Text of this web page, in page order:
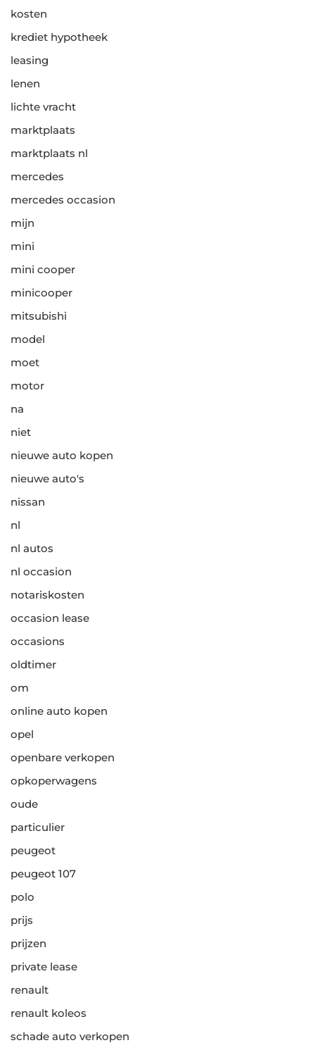
kosten
krediet hypotheek
leasing
lenen
lichte vracht
marktplaats
marktplaats nl
mercedes
mercedes occasion
mijn
mini
mini cooper
minicooper
mitsubishi
model
moet
motor
na
niet
nieuwe auto kopen
nieuwe auto's
nissan
nl
nl autos
nl occasion
notariskosten
occasion lease
occasions
oldtimer
om
online auto kopen
opel
openbare verkopen
opkoperwagens
oude
particulier
peugeot
peugeot 107
polo
prijs
prijzen
private lease
renault
renault koleos
schade auto verkopen